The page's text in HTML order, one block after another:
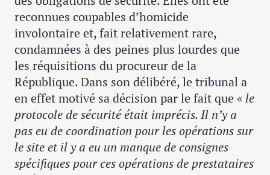
reconnues coupables d’homicide
involontaire et, fait relativement rare,
condamnées à des peines plus lourdes que
les réquisitions du procureur de la
République. Dans son délibéré, le tribunal a
en effet motivé sa décision par le fait que « le
protocole de sécurité était imprécis. Il n’y a
pas eu de coordination pour les opérations sur
le site et il y a eu un manque de consignes
spécifiques pour ces opérations de prestataires